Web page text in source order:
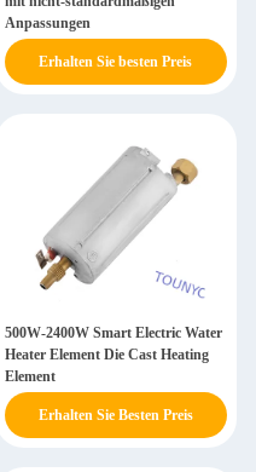
Anpassungen
Erhalten Sie besten Preis
500W-2400W Smart Electric Water
Heater Element Die Cast Heating
Element
Erhalten Sie Besten Preis